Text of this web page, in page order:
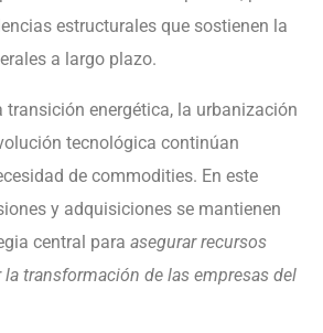
estructurales que sostienen la
a largo plazo.
transición energética, la urbanización
tecnológica continúan
de commodities. En este
y adquisiciones se mantienen
central para asegurar recursos
la transformación de las empresas del